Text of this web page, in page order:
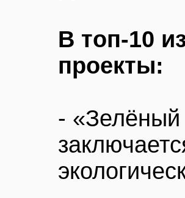
В топ-10
проекты:
- «Зелёный